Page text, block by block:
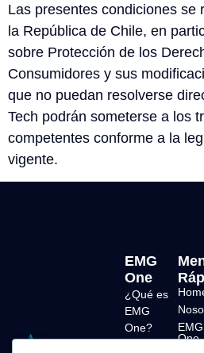
Las presentes condiciones se
la República de Chile, en
sobre Protección de los
Consumidores y sus
que no puedan resolverse
Tech podrán someterse a los
competentes conforme a la
vigente.
EMG
One
EMG
One
¿Qué es
EMG
One?